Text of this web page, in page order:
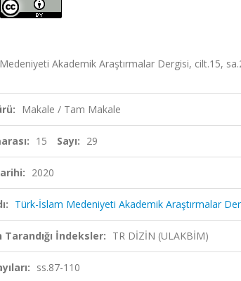
Akademik Araştırmalar Dergisi, cilt.15,
Makale / Tam Makale
15 Sayı: 29
2020
Türk-İslam Medeniyeti Akademik Araştırmalar
Tarandığı İndeksler: TR DİZİN (ULAKBİM)
ss.87-110